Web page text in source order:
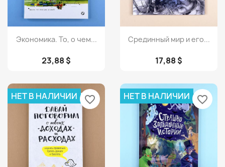
Просмотр
Экономика. То, о чем...
23,88 $
Просмотр
Срединный мир и его...
17,88 $
НЕТ В НАЛИЧИИ favorite_border НЕТ В НАЛИЧИИ favorite_border